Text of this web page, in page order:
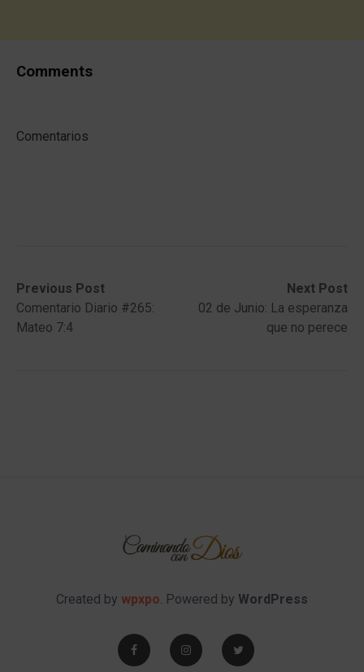
Comments
Comentarios
Post
navigation
Previous Post
Previous
post:Comentario Diario #265:
Mateo 7:4
Next Post
Next
post:
02 de Junio: La esperanza
que no perece
Created by wpxpo. Powered by WordPress